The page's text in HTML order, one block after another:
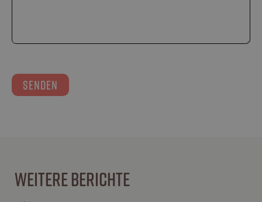
WEITERE BERICHTE